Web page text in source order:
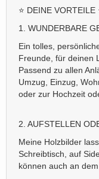
⭐ DEINE VORTEILE
1. WUNDERBARE
Ein tolles,
Freunde, für deinen
Passend zu allen
Umzug, Einzug,
oder zur Hochzeit
2. AUFSTELLEN
Meine Holzbilder
Schreibtisch, auf
können auch an